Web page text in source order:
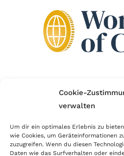
Cookie-
verwalten
Um dir ein optimales Erlebnis zu
wie Cookies, um Geräteinformationen
zuzugreifen. Wenn du diesen
Daten wie das Surfverhalten oder
Wir sind Mitglied im
erfolgreichen E-Commerce
viele Onlineshops im Netz
und unterstützen fairen